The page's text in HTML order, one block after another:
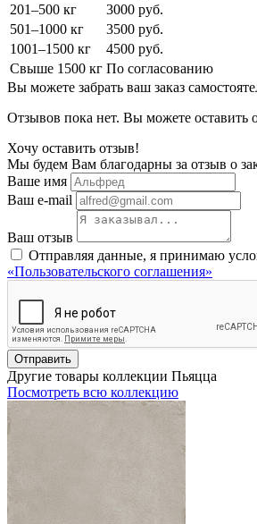
201–500 кг
3000 руб.
501–1000 кг
3500 руб.
1001–1500 кг
4500 руб.
Свыше 1500 кг По согласованию
Вы можете забрать ваш заказ
Отзывов пока нет. Вы можете оставить
Хочу оставить отзыв!
Мы будем Вам благодарны за отзыв о
Ваше имя
Ваш e-mail
Ваш отзыв
Отправляя данные, я принимаю
«Пользовательского соглашения»
Отправить
Другие товары коллекции Пьяцца
Посмотреть всю коллекцию